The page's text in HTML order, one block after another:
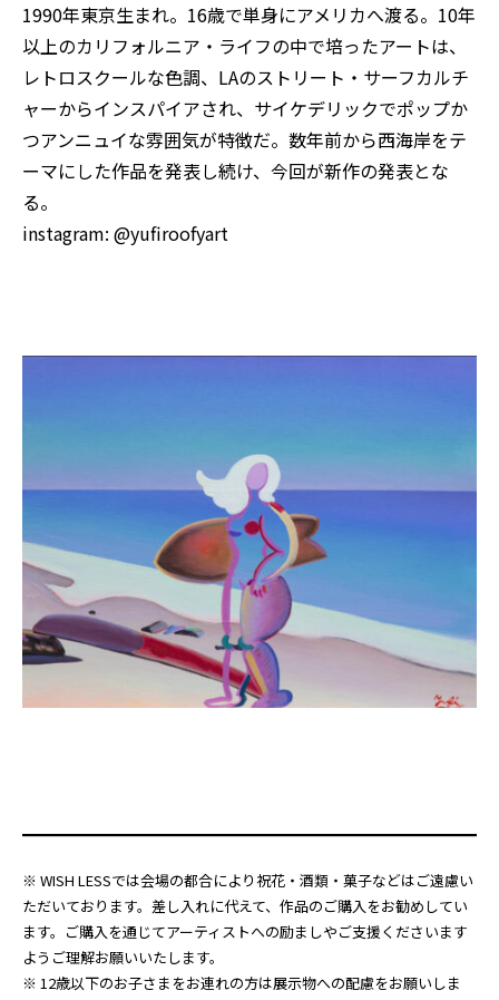
1990年東京生まれ。16歳で単身にアメリカへ渡る。10年
以上のカリフォルニア・ライフの中で培ったアートは、
レトロスクールな色調、LAのストリート・サーフカルチ
ャーからインスパイアされ、サイケデリックでポップか
つアンニュイな雰囲気が特徴だ。数年前から西海岸をテ
ーマにした作品を発表し続け、今回が新作の発表とな
る。
instagram: @yufiroofyart
※ WISH LESSでは会場の都合により祝花・酒類・菓子などはご遠慮い
ただいております。差し入れに代えて、作品のご購入をお勧めしてい
ます。ご購入を通じてアーティストへの励ましやご支援くださいます
ようご理解お願いいたします。
※ 12歳以下のお子さまをお連れの方は展示物への配慮をお願いしま